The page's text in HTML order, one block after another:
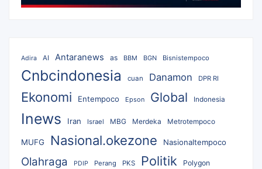
Adira AI Antaranews as BBM BGN Bisnistempoco
Cnbcindonesia cuan Danamon DPR RI
Ekonomi Entempoco Epson Global Indonesia
Inews Iran Israel MBG Merdeka Metrotempoco
MUFG Nasional.okezone Nasionaltempoco
Olahraga PDIP Perang PKS Politik Polygon